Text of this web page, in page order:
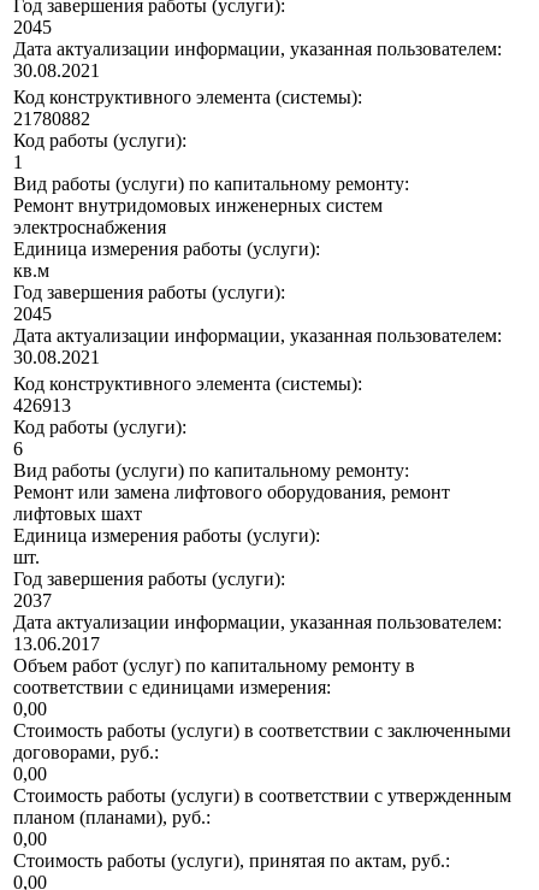
Год завершения работы (услуги):
2045
Дата актуализации информации, указанная пользователем:
30.08.2021
Код конструктивного элемента (системы):
21780882
Код работы (услуги):
1
Вид работы (услуги) по капитальному ремонту:
Ремонт внутридомовых инженерных систем
электроснабжения
Единица измерения работы (услуги):
кв.м
Год завершения работы (услуги):
2045
Дата актуализации информации, указанная пользователем:
30.08.2021
Код конструктивного элемента (системы):
426913
Код работы (услуги):
6
Вид работы (услуги) по капитальному ремонту:
Ремонт или замена лифтового оборудования, ремонт
лифтовых шахт
Единица измерения работы (услуги):
шт.
Год завершения работы (услуги):
2037
Дата актуализации информации, указанная пользователем:
13.06.2017
Объем работ (услуг) по капитальному ремонту в
соответствии с единицами измерения:
0,00
Стоимость работы (услуги) в соответствии с заключенными
договорами, руб.:
0,00
Стоимость работы (услуги) в соответствии с утвержденным
планом (планами), руб.:
0,00
Стоимость работы (услуги), принятая по актам, руб.:
0,00